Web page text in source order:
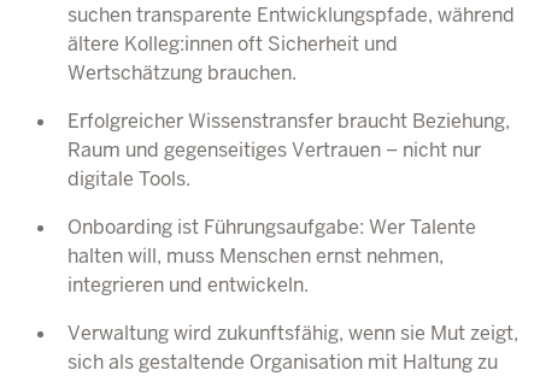
suchen transparente Entwicklungspfade, während
ältere Kolleg:innen oft Sicherheit und
Wertschätzung brauchen.
Erfolgreicher Wissenstransfer braucht Beziehung,
Raum und gegenseitiges Vertrauen – nicht nur
digitale Tools.
Onboarding ist Führungsaufgabe: Wer Talente
halten will, muss Menschen ernst nehmen,
integrieren und entwickeln.
Verwaltung wird zukunftsfähig, wenn sie Mut zeigt,
sich als gestaltende Organisation mit Haltung zu